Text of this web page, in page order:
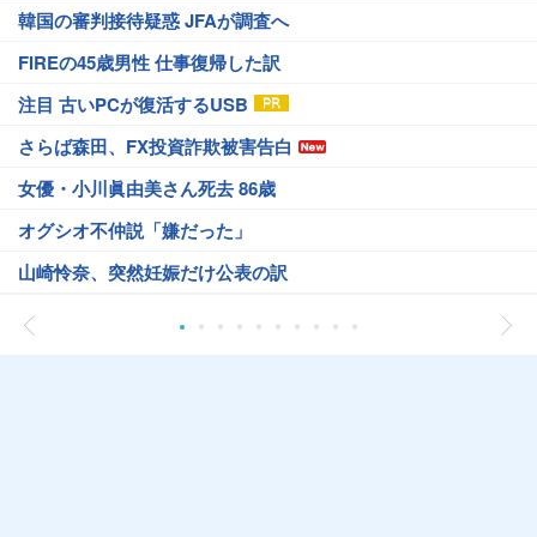
韓国の審判接待疑惑 JFAが調査へ
FIREの45歳男性 仕事復帰した訳
注目 古いPCが復活するUSB
さらば森田、FX投資詐欺被害告白
女優・小川眞由美さん死去 86歳
オグシオ不仲説「嫌だった」
山崎怜奈、突然妊娠だけ公表の訳